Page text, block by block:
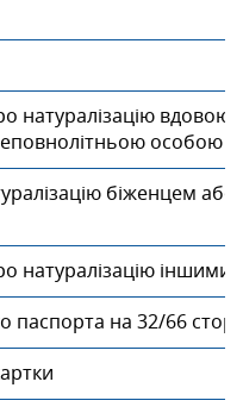
натуралізацію
особою
біженцем
натуралізацію іншими
на 32/66